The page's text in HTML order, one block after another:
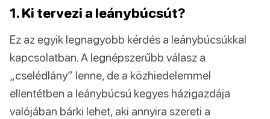
1. Ki tervezi a leánybúcsút?
Ez az egyik legnagyobb kérdés a leánybúcsúkkal
kapcsolatban. A legnépszerűbb válasz a
„cselédlány” lenne, de a közhiedelemmel
ellentétben a leánybúcsú kegyes házigazdája
valójában bárki lehet, aki annyira szereti a